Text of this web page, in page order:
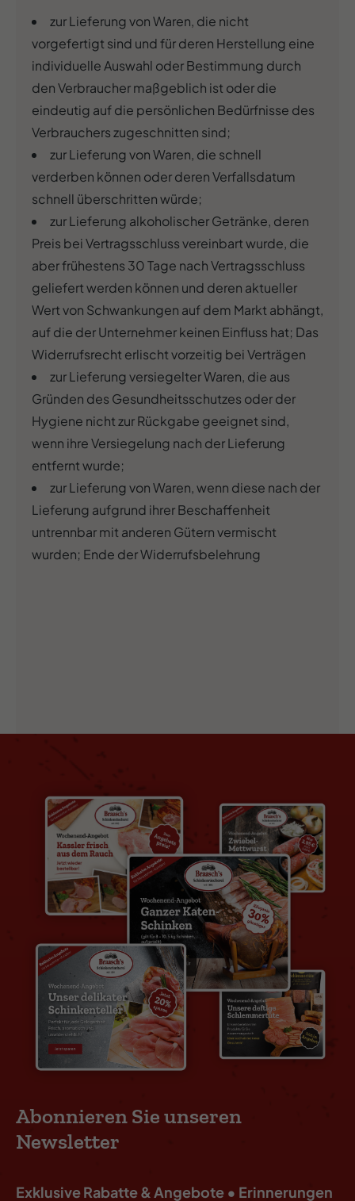
zur Lieferung von Waren, die nicht
vorgefertigt sind und für deren Herstellung eine
individuelle Auswahl oder Bestimmung durch
den Verbraucher maßgeblich ist oder die
eindeutig auf die persönlichen Bedürfnisse des
Verbrauchers zugeschnitten sind;
zur Lieferung von Waren, die schnell
verderben können oder deren Verfallsdatum
schnell überschritten würde;
zur Lieferung alkoholischer Getränke, deren
Preis bei Vertragsschluss vereinbart wurde, die
aber frühestens 30 Tage nach Vertragsschluss
geliefert werden können und deren aktueller
Wert von Schwankungen auf dem Markt abhängt,
auf die der Unternehmer keinen Einfluss hat; Das
Widerrufsrecht erlischt vorzeitig bei Verträgen
zur Lieferung versiegelter Waren, die aus
Gründen des Gesundheitsschutzes oder der
Hygiene nicht zur Rückgabe geeignet sind,
wenn ihre Versiegelung nach der Lieferung
entfernt wurde;
zur Lieferung von Waren, wenn diese nach der
Lieferung aufgrund ihrer Beschaffenheit
untrennbar mit anderen Gütern vermischt
wurden; Ende der Widerrufsbelehrung
Abonnieren Sie unseren
Newsletter
Exklusive Rabatte & Angebote • Erinnerungen